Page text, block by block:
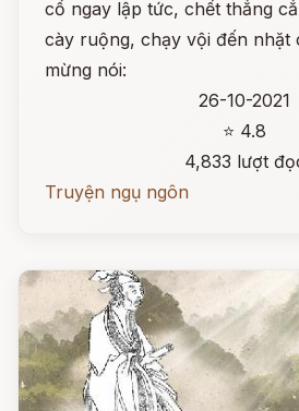
cổ ngay lập tức, chết thẳng
cày ruộng, chạy vội đến nhặt
mừng nói:
26-10-2021
⭐ 4.8
4,833 lượt
Truyện ngụ ngôn